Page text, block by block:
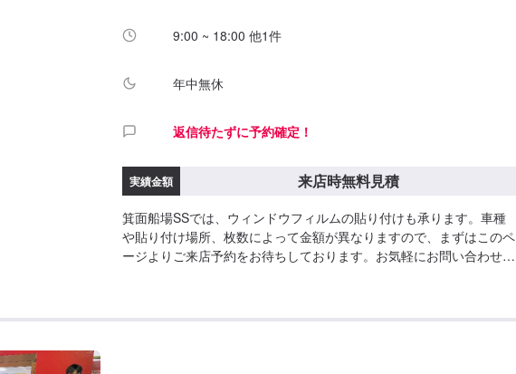
9:00 ~ 18:00 他1件
年中無休
返信待たずに予約確定！
実績金額 来店時無料見積
箕面船場SSでは、ウィンドウフィルムの貼り付けも承ります。車種
や貼り付け場所、枚数によって金額が異なりますので、まずはこのペ
ージよりご来店予約をお待ちしております。お気軽にお問い合わせく